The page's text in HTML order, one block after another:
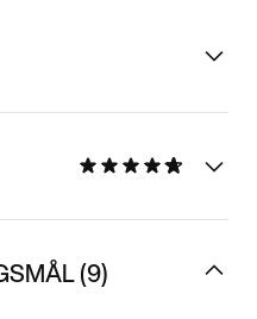
(9)